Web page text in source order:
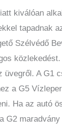
kiválóan
tapadnak
Szélvédő
A G1
a G5
Ha az autó
G2